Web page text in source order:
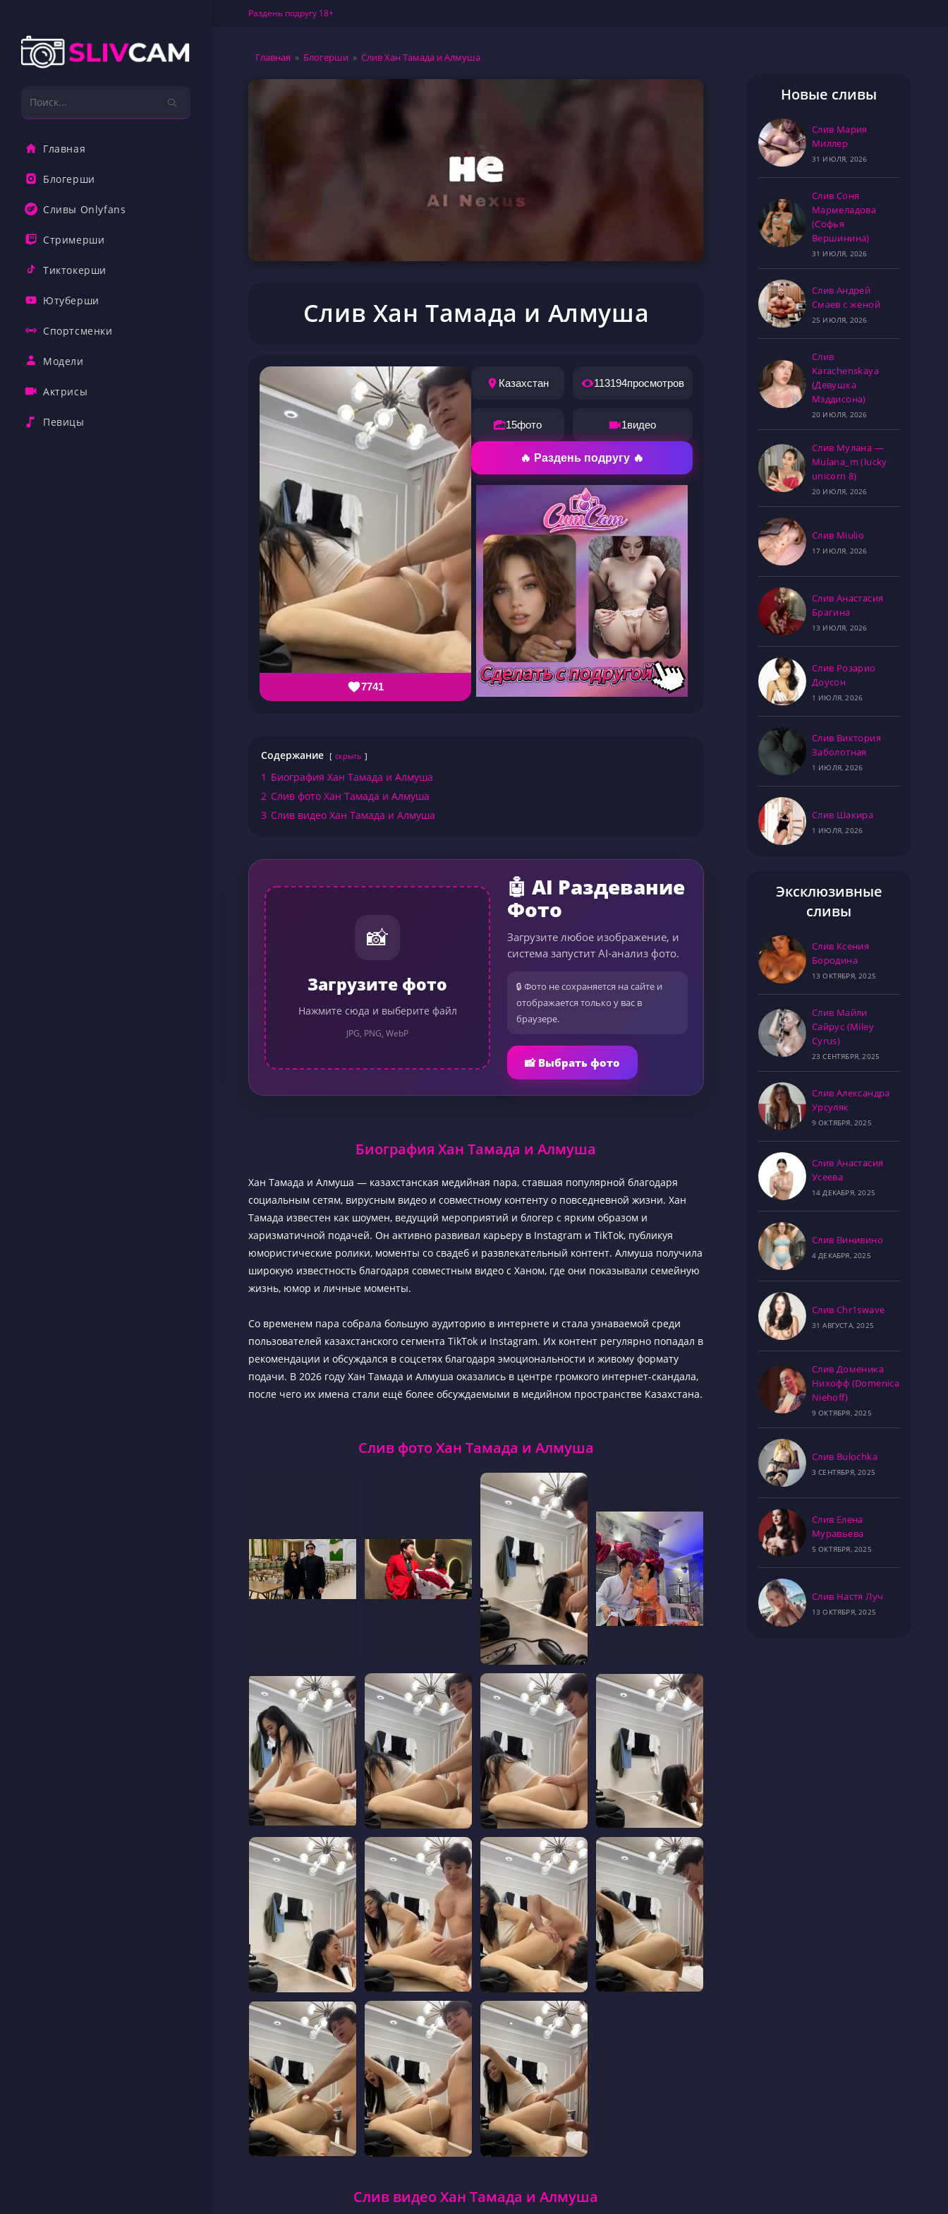
ПерейтиРаздень подругу 18+
Главная
Блогерши
Сливы Onlyfans
Стримерши
Тиктокерши
Ютуберши
Спортсменки
Модели
Актрисы
Певицы
сайте
Главная » Блогерши » Слив Хан Тамада и Алмуша
Слив Хан Тамада и Алмуша
7741
Казахстан 113194просмотров
15фото 1видео
🔥 Раздень подругу 🔥
Содержание скрыть
1 Биография Хан Тамада и Алмуша
2 Слив фото Хан Тамада и Алмуша
3 Слив видео Хан Тамада и Алмуша
📸
Загрузите фото
Нажмите сюда и выберите файл
JPG, PNG, WebP
🤖 AI Раздевание
Фото
Загрузите любое изображение, и
система запустит AI-анализ фото.
🔒 Фото не сохраняется на сайте и
отображается только у вас в
браузере.
📸 Выбрать фото
Биография Хан Тамада и Алмуша
Хан Тамада и Алмуша — казахстанская медийная пара, ставшая популярной благодаря
социальным сетям, вирусным видео и совместному контенту о повседневной жизни. Хан
Тамада известен как шоумен, ведущий мероприятий и блогер с ярким образом и
харизматичной подачей. Он активно развивал карьеру в Instagram и TikTok, публикуя
юмористические ролики, моменты со свадеб и развлекательный контент. Алмуша получила
широкую известность благодаря совместным видео с Ханом, где они показывали семейную
жизнь, юмор и личные моменты.
Со временем пара собрала большую аудиторию в интернете и стала узнаваемой среди
пользователей казахстанского сегмента TikTok и Instagram. Их контент регулярно попадал в
рекомендации и обсуждался в соцсетях благодаря эмоциональности и живому формату
подачи. В 2026 году Хан Тамада и Алмуша оказались в центре громкого интернет-скандала,
после чего их имена стали ещё более обсуждаемыми в медийном пространстве Казахстана.
Слив фото Хан Тамада и Алмуша
Слив видео Хан Тамада и Алмуша
Новые сливы
Слив Мария
Миллер
31 ИЮЛЯ, 2026
Слив Соня
Мармеладова
(Софья
Вершинина)
31 ИЮЛЯ, 2026
Слив Андрей
Смаев с женой
25 ИЮЛЯ, 2026
Слив
Karachenskaya
(Девушка
Мэддисона)
20 ИЮЛЯ, 2026
Слив Мулана —
Mulana_m (lucky
unicorn 8)
20 ИЮЛЯ, 2026
Слив Miulio
17 ИЮЛЯ, 2026
Слив Анастасия
Брагина
13 ИЮЛЯ, 2026
Слив Розарио
Доусон
1 ИЮЛЯ, 2026
Слив Виктория
Заболотная
1 ИЮЛЯ, 2026
Слив Шакира
1 ИЮЛЯ, 2026
Эксклюзивные
сливы
Слив Ксения
Бородина
13 ОКТЯБРЯ, 2025
Слив Майли
Сайрус (Miley
Cyrus)
23 СЕНТЯБРЯ, 2025
Слив Александра
Урсуляк
9 ОКТЯБРЯ, 2025
Слив Анастасия
Усеева
14 ДЕКАБРЯ, 2025
Слив Винивино
4 ДЕКАБРЯ, 2025
Слив Chr1swave
31 АВГУСТА, 2025
Слив Доменика
Нихофф (Domenica
Niehoff)
9 ОКТЯБРЯ, 2025
Слив Bulochka
3 СЕНТЯБРЯ, 2025
Слив Елена
Муравьева
5 ОКТЯБРЯ, 2025
Слив Настя Луч
13 ОКТЯБРЯ, 2025